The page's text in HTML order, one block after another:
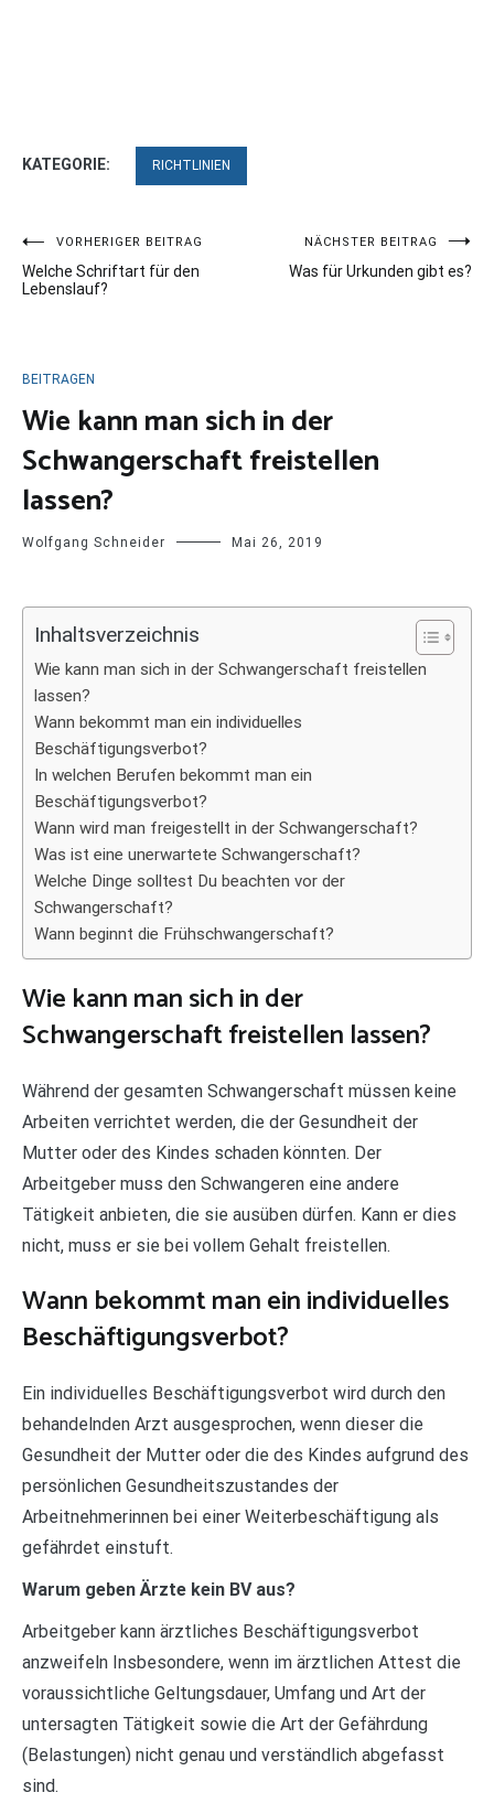
KATEGORIE: RICHTLINIEN
Beitragsnavigation
VORHERIGER BEITRAG
Welche Schriftart für den
Lebenslauf?
NÄCHSTER BEITRAG
Was für Urkunden gibt es?
BEITRAGEN
Wie kann man sich in der
Schwangerschaft freistellen
lassen?
Wolfgang Schneider Mai 26, 2019
Inhaltsverzeichnis
Wie kann man sich in der Schwangerschaft freistellen
lassen?
Wann bekommt man ein individuelles
Beschäftigungsverbot?
In welchen Berufen bekommt man ein
Beschäftigungsverbot?
Wann wird man freigestellt in der Schwangerschaft?
Was ist eine unerwartete Schwangerschaft?
Welche Dinge solltest Du beachten vor der
Schwangerschaft?
Wann beginnt die Frühschwangerschaft?
Wie kann man sich in der
Schwangerschaft freistellen lassen?
Während der gesamten Schwangerschaft müssen keine
Arbeiten verrichtet werden, die der Gesundheit der
Mutter oder des Kindes schaden könnten. Der
Arbeitgeber muss den Schwangeren eine andere
Tätigkeit anbieten, die sie ausüben dürfen. Kann er dies
nicht, muss er sie bei vollem Gehalt freistellen.
Wann bekommt man ein individuelles
Beschäftigungsverbot?
Ein individuelles Beschäftigungsverbot wird durch den
behandelnden Arzt ausgesprochen, wenn dieser die
Gesundheit der Mutter oder die des Kindes aufgrund des
persönlichen Gesundheitszustandes der
Arbeitnehmerinnen bei einer Weiterbeschäftigung als
gefährdet einstuft.
Warum geben Ärzte kein BV aus?
Arbeitgeber kann ärztliches Beschäftigungsverbot
anzweifeln Insbesondere, wenn im ärztlichen Attest die
voraussichtliche Geltungsdauer, Umfang und Art der
untersagten Tätigkeit sowie die Art der Gefährdung
(Belastungen) nicht genau und verständlich abgefasst
sind.